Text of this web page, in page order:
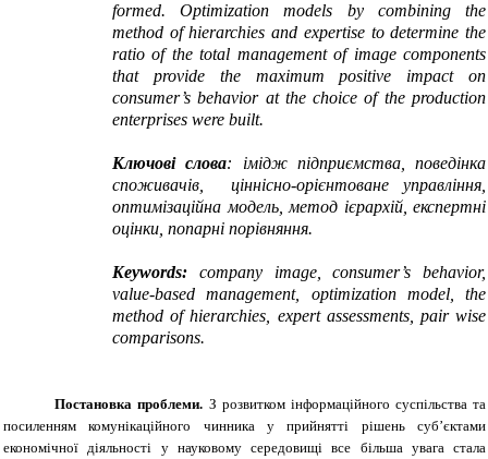
formed.
Optimization models by combining
the
method of hierarchies and expertise to determine the
ratio of the total management of image components
that
provide the maximum
positive impact on
consumer’s behavior at the choice of the production
enterprises were built.
Ключові слова: імідж підприємства, поведінка
споживачів, ціннісно-орієнтоване управління,
оптимізаційна модель, метод ієрархій, експертні
оцінки, попарні порівняння.
Keywords: company image,consumer’s behavior,
value-based management, optimization model, the
method ofhierarchies expert assessments, pair wise
comparisons.
Постановка проблеми. З розвитком інформаційного суспільства та
посиленням комунікаційного чинника у прийнятті рішень суб’єктами
економічної діяльності у науковому середовищі все більша увага стала